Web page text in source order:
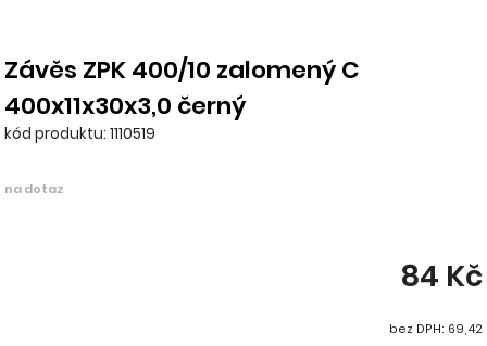
Závěs ZPK 400/10 zalomený C
400x11x30x3,0 černý
kód produktu: 1110519
na dotaz
84 Kč
bez DPH: 69,42